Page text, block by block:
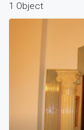
1 Object